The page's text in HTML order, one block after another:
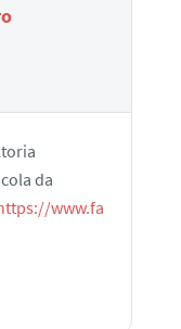
da
www.fa